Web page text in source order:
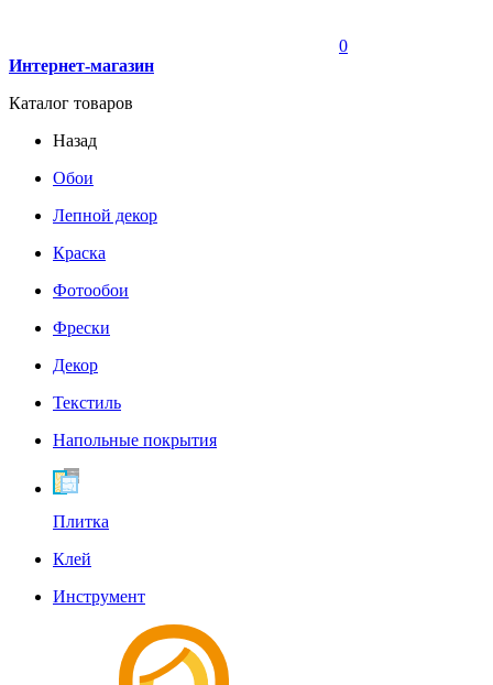
0
Интернет-магазин
Каталог товаров
Назад
Обои
Лепной декор
Краска
Фотообои
Фрески
Декор
Текстиль
Напольные покрытия
Плитка
Клей
Инструмент